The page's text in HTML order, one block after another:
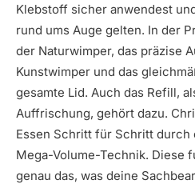
Klebstoff sicher anwendest
rund ums Auge gelten. In der
der Naturwimper, das präzise
Kunstwimper und das
gesamte Lid. Auch das Refill,
Auffrischung, gehört dazu.
Essen Schritt für Schritt durch
Mega-Volume-Technik. Diese
genau das, was deine